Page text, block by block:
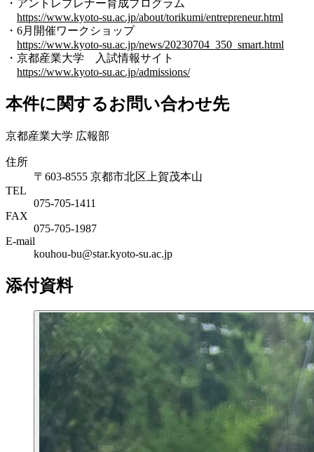
・アントレプレナー育成プログラム
https://www.kyoto-su.ac.jp/about/torikumi/entrepreneur.html
・6月開催ワークショップ
https://www.kyoto-su.ac.jp/news/20230704_350_smart.html
・京都産業大学 入試情報サイト
https://www.kyoto-su.ac.jp/admissions/
本件に関するお問い合わせ先
京都産業大学 広報部
住所
〒603-8555 京都市北区上賀茂本山
TEL
075-705-1411
FAX
075-705-1987
E-mail
kouhou-bu@star.kyoto-su.ac.jp
添付資料